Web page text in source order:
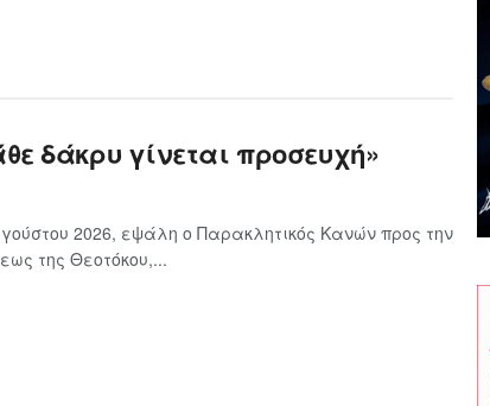
δάκρυ γίνεται προσευχή»
2026, εψάλη ο Παρακλητικός Κανών προς την
της Θεοτόκου,...